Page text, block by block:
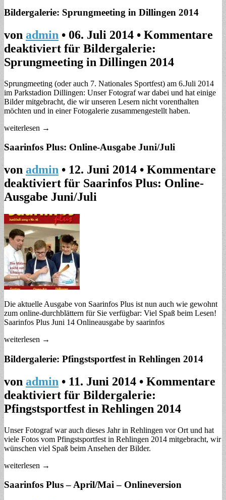
Bildergalerie: Sprungmeeting in Dillingen 2014
von admin • 06. Juli 2014 • Kommentare
deaktiviert für Bildergalerie:
Sprungmeeting in Dillingen 2014
Sprungmeeting (oder auch 7. Nationales Sportfest) am 6.Juli 2014
im Parkstadion Dillingen: Unser Fotograf war dabei und hat einige
Bilder mitgebracht, die wir unseren Lesern nicht vorenthalten
möchten und in einer Fotogalerie zusammengestellt haben.
weiterlesen →
Saarinfos Plus: Online-Ausgabe Juni/Juli
von admin • 12. Juni 2014 • Kommentare
deaktiviert für Saarinfos Plus: Online-
Ausgabe Juni/Juli
Die aktuelle Ausgabe von Saarinfos Plus ist nun auch wie gewohnt
zum online-durchblättern für Sie verfügbar: Viel Spaß beim Lesen!
Saarinfos Plus Juni 14 Onlineausgabe by saarinfos
weiterlesen →
Bildergalerie: Pfingstsportfest in Rehlingen 2014
von admin • 11. Juni 2014 • Kommentare
deaktiviert für Bildergalerie:
Pfingstsportfest in Rehlingen 2014
Unser Fotograf war auch dieses Jahr in Rehlingen vor Ort und hat
viele Fotos vom Pfingstsportfest in Rehlingen 2014 mitgebracht, wir
wünschen viel Spaß beim Ansehen der Bilder.
weiterlesen →
Saarinfos Plus – April/Mai – Onlineversion